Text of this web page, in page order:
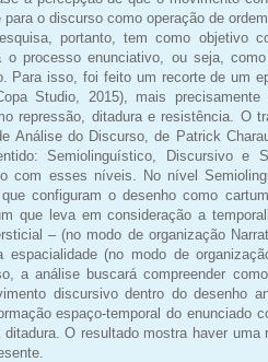
para o discurso como operação de
portanto, tem como objetivo
o processo enunciativo, ou seja,
Para isso, foi feito um recorte de um
Studio, 2015), mais
repressão, ditadura e resistência. O
Análise do Discurso, de Patrick
Semiolinguístico, Discursivo e
com esses níveis. No nível
configuram o desenho como
que leva em consideração a
– (no modo de organização
espacialidade (no modo de
a análise buscará compreender
discursivo dentro do desenho
espaço-temporal do enunciado
O resultado mostra haver